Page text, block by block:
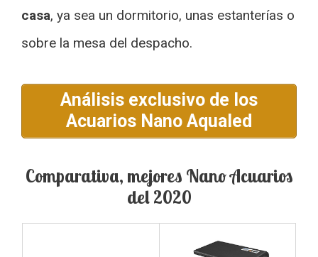
casa, ya sea un dormitorio, unas estanterías o
sobre la mesa del despacho.
Análisis exclusivo de los
Acuarios Nano Aqualed
Comparativa, mejores Nano Acuarios
del 2020